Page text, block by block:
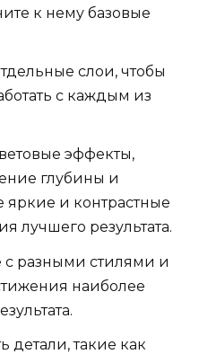
к нему базовые
слои, чтобы
с каждым из
эффекты,
глубины и
яркие и контрастные
лучшего результата.
разными стилями и
наиболее
детали, такие как